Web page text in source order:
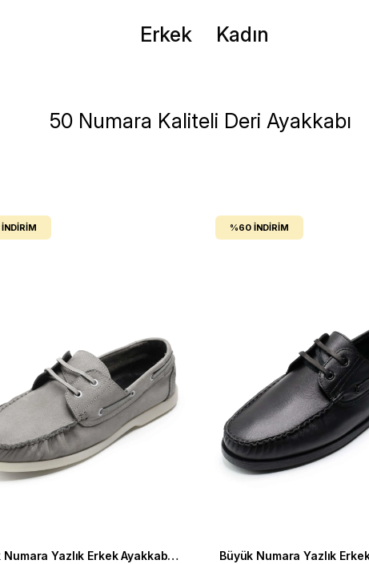
Erkek Kadın
50 Numara Kaliteli Deri Ayakkabı
Büyük Numara Yazlık Erkek Ayakkabısı Utkan001 gri
İNDIRIM %60 İNDIRIM